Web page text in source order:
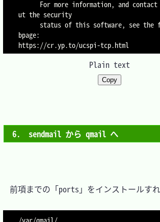
ut the security
bpage:
Plain text
Copy
6.　sendmail から qmail へ
前項までの「ports」をインストールす